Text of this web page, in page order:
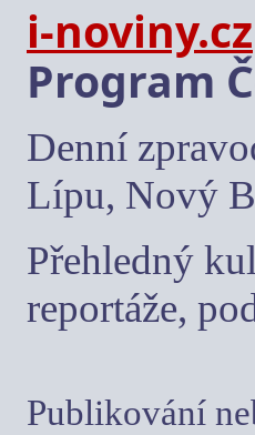
i-noviny.cz
Program
Denní
Lípu, Nový
Přehledný
reportáže,
Publikování